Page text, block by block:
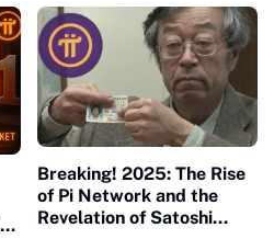
Breaking! 2025: The Rise
of Pi Network and the
Revelation of Satoshi